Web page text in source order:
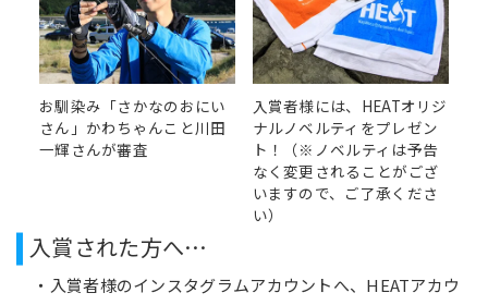
お馴染み「さかなのおにい
さん」かわちゃんこと川田
一輝さんが審査
入賞者様には、HEATオリジ
ナルノベルティをプレゼン
ト！（※ノベルティは予告
なく変更されることがござ
いますので、ご了承くださ
い）
入賞された方へ…
・入賞者様のインスタグラムアカウントへ、HEATアカウ